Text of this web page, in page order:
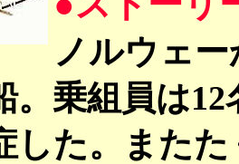
ノルウェ
。乗組員は
した。また